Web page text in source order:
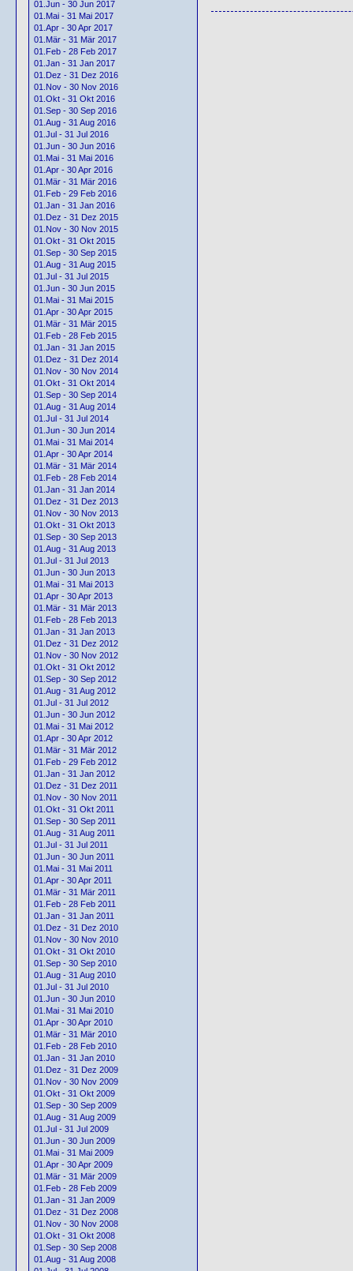
01.Jun - 30 Jun 2017
01.Mai - 31 Mai 2017
01.Apr - 30 Apr 2017
01.Mär - 31 Mär 2017
01.Feb - 28 Feb 2017
01.Jan - 31 Jan 2017
01.Dez - 31 Dez 2016
01.Nov - 30 Nov 2016
01.Okt - 31 Okt 2016
01.Sep - 30 Sep 2016
01.Aug - 31 Aug 2016
01.Jul - 31 Jul 2016
01.Jun - 30 Jun 2016
01.Mai - 31 Mai 2016
01.Apr - 30 Apr 2016
01.Mär - 31 Mär 2016
01.Feb - 29 Feb 2016
01.Jan - 31 Jan 2016
01.Dez - 31 Dez 2015
01.Nov - 30 Nov 2015
01.Okt - 31 Okt 2015
01.Sep - 30 Sep 2015
01.Aug - 31 Aug 2015
01.Jul - 31 Jul 2015
01.Jun - 30 Jun 2015
01.Mai - 31 Mai 2015
01.Apr - 30 Apr 2015
01.Mär - 31 Mär 2015
01.Feb - 28 Feb 2015
01.Jan - 31 Jan 2015
01.Dez - 31 Dez 2014
01.Nov - 30 Nov 2014
01.Okt - 31 Okt 2014
01.Sep - 30 Sep 2014
01.Aug - 31 Aug 2014
01.Jul - 31 Jul 2014
01.Jun - 30 Jun 2014
01.Mai - 31 Mai 2014
01.Apr - 30 Apr 2014
01.Mär - 31 Mär 2014
01.Feb - 28 Feb 2014
01.Jan - 31 Jan 2014
01.Dez - 31 Dez 2013
01.Nov - 30 Nov 2013
01.Okt - 31 Okt 2013
01.Sep - 30 Sep 2013
01.Aug - 31 Aug 2013
01.Jul - 31 Jul 2013
01.Jun - 30 Jun 2013
01.Mai - 31 Mai 2013
01.Apr - 30 Apr 2013
01.Mär - 31 Mär 2013
01.Feb - 28 Feb 2013
01.Jan - 31 Jan 2013
01.Dez - 31 Dez 2012
01.Nov - 30 Nov 2012
01.Okt - 31 Okt 2012
01.Sep - 30 Sep 2012
01.Aug - 31 Aug 2012
01.Jul - 31 Jul 2012
01.Jun - 30 Jun 2012
01.Mai - 31 Mai 2012
01.Apr - 30 Apr 2012
01.Mär - 31 Mär 2012
01.Feb - 29 Feb 2012
01.Jan - 31 Jan 2012
01.Dez - 31 Dez 2011
01.Nov - 30 Nov 2011
01.Okt - 31 Okt 2011
01.Sep - 30 Sep 2011
01.Aug - 31 Aug 2011
01.Jul - 31 Jul 2011
01.Jun - 30 Jun 2011
01.Mai - 31 Mai 2011
01.Apr - 30 Apr 2011
01.Mär - 31 Mär 2011
01.Feb - 28 Feb 2011
01.Jan - 31 Jan 2011
01.Dez - 31 Dez 2010
01.Nov - 30 Nov 2010
01.Okt - 31 Okt 2010
01.Sep - 30 Sep 2010
01.Aug - 31 Aug 2010
01.Jul - 31 Jul 2010
01.Jun - 30 Jun 2010
01.Mai - 31 Mai 2010
01.Apr - 30 Apr 2010
01.Mär - 31 Mär 2010
01.Feb - 28 Feb 2010
01.Jan - 31 Jan 2010
01.Dez - 31 Dez 2009
01.Nov - 30 Nov 2009
01.Okt - 31 Okt 2009
01.Sep - 30 Sep 2009
01.Aug - 31 Aug 2009
01.Jul - 31 Jul 2009
01.Jun - 30 Jun 2009
01.Mai - 31 Mai 2009
01.Apr - 30 Apr 2009
01.Mär - 31 Mär 2009
01.Feb - 28 Feb 2009
01.Jan - 31 Jan 2009
01.Dez - 31 Dez 2008
01.Nov - 30 Nov 2008
01.Okt - 31 Okt 2008
01.Sep - 30 Sep 2008
01.Aug - 31 Aug 2008